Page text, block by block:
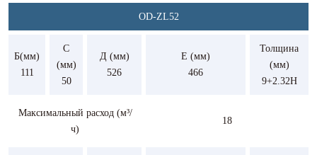
OD-ZL52
Б(мм)
111
С
(мм)
50
Д (мм)
526
Е (мм)
466
Толщина
(мм)
9+2.32Н
Максимальный расход (м³/
ч)
18